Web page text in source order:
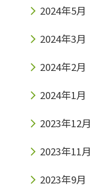
2024年5月
2024年3月
2024年2月
2024年1月
2023年12月
2023年11月
2023年9月